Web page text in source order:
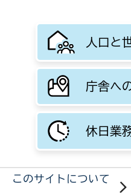
人口と
庁舎へ
休日業
このサイトについて